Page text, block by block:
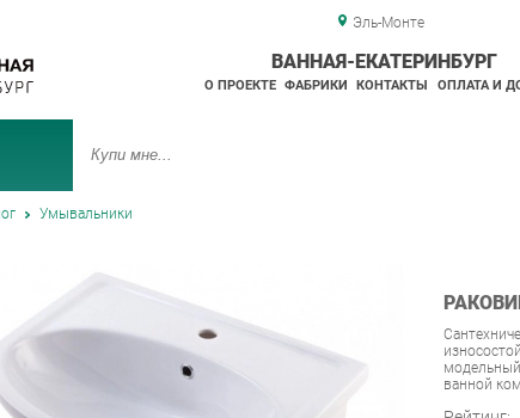
Эль-Монте
ВАННАЯ-ЕКАТЕРИНБУРГ
О ПРОЕКТЕ ФАБРИКИ КОНТАКТЫ ОПЛАТА И
Умывальники
ванной